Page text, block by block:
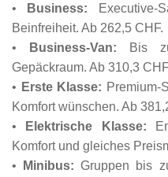
•
Business: Executive-
Beinfreiheit. Ab 262,5 CHF.
•
Business-Van: Bis
Gepäckraum. Ab 310,3
• Erste Klasse: Premium-
Komfort wünschen. Ab
•
Elektrische Klasse:
Komfort und gleiches
•
Minibus: Gruppen bis